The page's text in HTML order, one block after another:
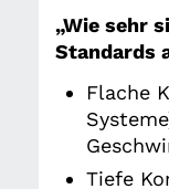
„Wie sehr
Standards
Flache
Tiefe